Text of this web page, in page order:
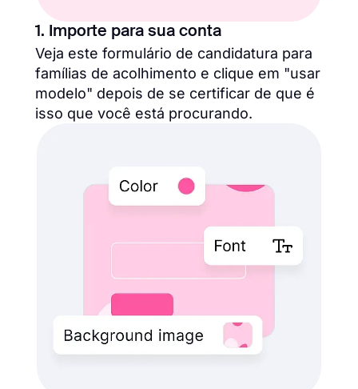
1. Importe para sua conta
Veja este formulário de candidatura para
famílias de acolhimento e clique em "usar
modelo" depois de se certificar de que é
isso que você está procurando.